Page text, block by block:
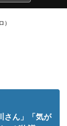
）
さん」「気が